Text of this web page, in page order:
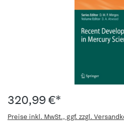
320,99 €*
Preise inkl. MwSt., ggf. zzgl.